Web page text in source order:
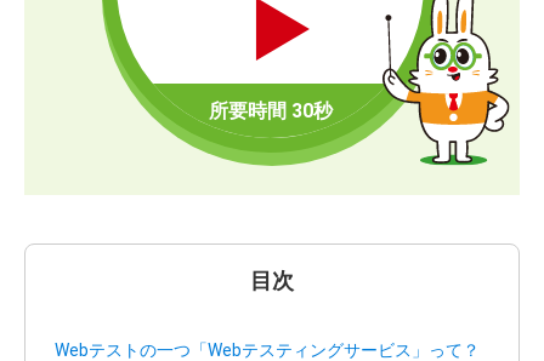
目次
Webテストの一つ「Webテスティングサービス」って？